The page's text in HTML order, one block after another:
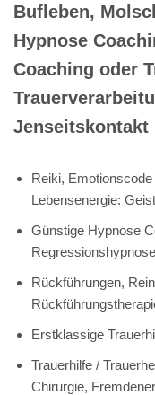
Bufleben,
Hypnose
Coaching oder
Jenseitskontakt
Reiki,
Lebensenergie:
Günstige Hypnose
Rückführungen,
Erstklassige
Trauerhilfe /
Chirurgie,